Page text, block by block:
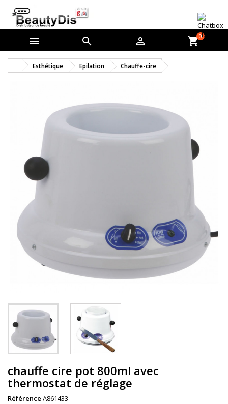
   shopping_cart0
Esthétique Epilation Chauffe-cire
chauffe cire pot 800ml avec
thermostat de réglage
Référence A861433